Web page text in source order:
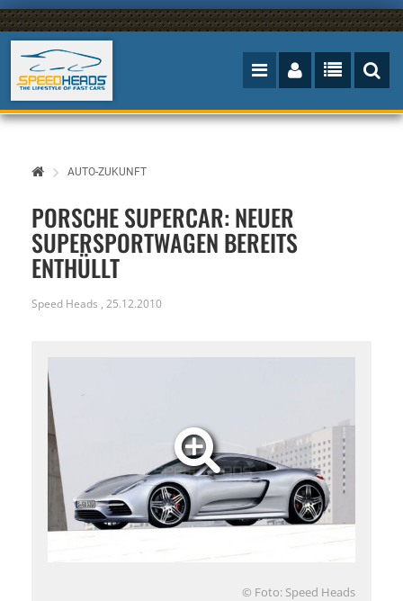
AUTO-ZUKUNFT
PORSCHE SUPERCAR: NEUER
SUPERSPORTWAGEN BEREITS
ENTHÜLLT
Speed Heads , 25.12.2010
© Foto: Speed Heads